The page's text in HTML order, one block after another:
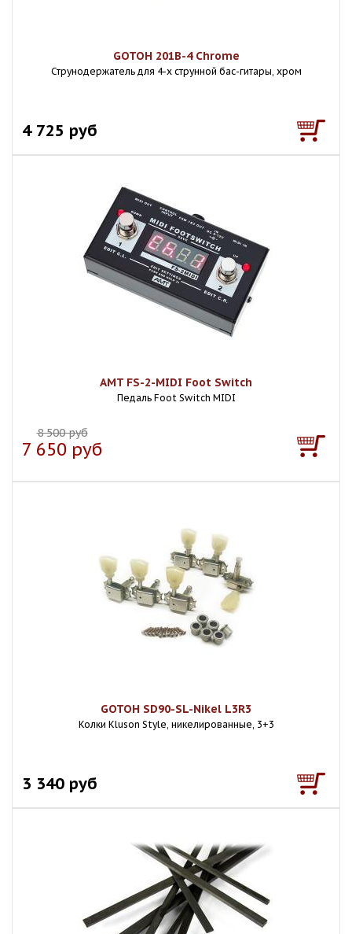
GOTOH 201B-4 Chrome
Струнодержатель для 4-х струнной бас-гитары, хром
4 725 руб
AMT FS-2-MIDI Foot Switch
Педаль Foot Switch MIDI
8 500 руб
7 650 руб
GOTOH SD90-SL-Nikel L3R3
Колки Kluson Style, никелированные, 3+3
3 340 руб